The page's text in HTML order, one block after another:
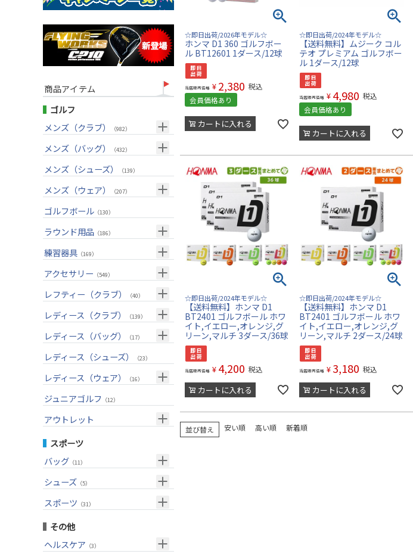
商品アイテム
ゴルフ
メンズ（クラブ）
（982）
クラブセット(右用)（24）
ドライバー(右用)
フェアウェイウッド(右用)
ウェッジ(右用)
パター(右用)
チッパー(右用)（13）
USモデル（56）
カスタム
メンズ（バッグ） （432）
キャディバッグ（212）
ボストンバッグ
トートバッグ
メンズ（シューズ） （139）
メンズ（ウェア） （207）
トップス（55）
ボトムス（26）
アウター
グローブ
その他
ゴルフボール （130）
ラウンド用品 （186）
GPSナビ（33）
距離測定器
（20）
ネームプレート
傘
練習器具 （169）
パターマット（28）
スイング練習器 （114）
アクセサリー （549）
ヘッドカバー（213）
シューズケース （7）
トラベルケース （20）
サングラス
ネックレス
その他
シャフト（27）
グリップ（20）
レフティー（クラブ） （40）
クラブセット(左用) （1）
ドライバー(左用)（4）
フェアウェイウッド(左用)
ウェッジ(左用)
パター(左用)
USモデル
レディース（クラブ） （139）
クラブセット(女性用) （11）
ドライバー(女性用)（20）
フェアウェイウッド(女性用) （28）
ウェッジ(女性用)
パター(女性用)
チッパー(女性用)（2）
USモデル（1）
レディース（バッグ） （17）
キャディバッグ （12）
クラブケース （2）
レディース（シューズ） （23）
レディース（ウェア） （16）
トップス（5）
レインウェア
ジュニアゴルフ （12）
アウトレット
クラブセット
ドライバー
ユーティリティー
アイアンセット
アイアン単品
ウェッジ
スポーツ
バッグ （11）
メンズ（10）
スーツケース
シューズ （5）
アクセサリー
スポーツ （31）
トレーニング
アウトドア
その他
ヘルスケア （3）
☆即日出荷/2026年モデル☆
ホンマ D1 360 ゴルフボー
ル BT12601 1ダース/12球
当店販売価格 ¥ 2,380 税込
会員価格あり
カートに入れる
☆即日出荷/2024年モデル☆
【送料無料】ムジーク コル
テオ プレミアム ゴルフボー
ル 1ダース/12球
当店販売価格 ¥ 4,980 税込
会員価格あり
カートに入れる
☆即日出荷/2024年モデル☆
【送料無料】ホンマ D1
BT2401 ゴルフボール ホワ
イト,イエロー,オレンジ,グ
リーン,マルチ 3ダース/36球
当店販売価格 ¥ 4,200 税込
カートに入れる
☆即日出荷/2024年モデル☆
【送料無料】ホンマ D1
BT2401 ゴルフボール ホワ
イト,イエロー,オレンジ,グ
リーン,マルチ 2ダース/24球
当店販売価格 ¥ 3,180 税込
カートに入れる
並び替え 安い順 高い順 新着順